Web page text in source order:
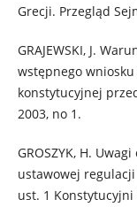
Grecji. Przegląd
GRAJEWSKI, J.
wstępnego
konstytucyjnej
2003, no 1.
GROSZYK, H.
ustawowej
ust. 1 Konstytucyjni